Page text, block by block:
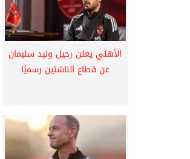
الأهلي يعلن رحيل وليد سليمان
عن قطاع الناشئين رسميًا